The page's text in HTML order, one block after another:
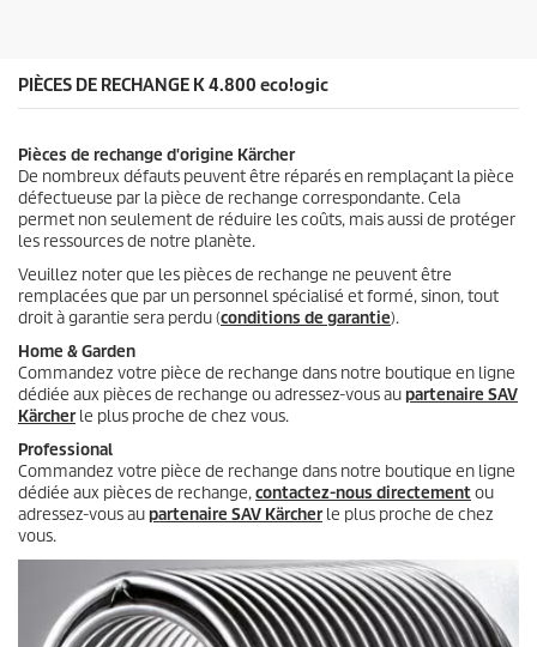
PIÈCES DE RECHANGE K 4.800 eco!ogic
Pièces de rechange d'origine Kärcher
De nombreux défauts peuvent être réparés en remplaçant la pièce
défectueuse par la pièce de rechange correspondante. Cela
permet non seulement de réduire les coûts, mais aussi de protéger
les ressources de notre planète.
Veuillez noter que les pièces de rechange ne peuvent être
remplacées que par un personnel spécialisé et formé, sinon, tout
droit à garantie sera perdu (conditions de garantie).
Home & Garden
Commandez votre pièce de rechange dans notre boutique en ligne
dédiée aux pièces de rechange ou adressez-vous aupartenaire SAV
Kärcherle plus proche de chez vous.
Professional
Commandez votre pièce de rechange dans notre boutique en ligne
dédiée aux pièces de rechange,contactez-nous directementou
adressez-vous aupartenaire SAV Kärcherle plus proche de chez
vous.